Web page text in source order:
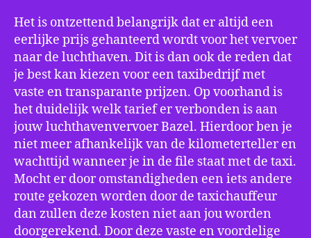
Het is ontzettend belangrijk dat er altijd een
eerlijke prijs gehanteerd wordt voor het vervoer
naar de luchthaven. Dit is dan ook de reden dat
je best kan kiezen voor een taxibedrijf met
vaste en transparante prijzen. Op voorhand is
het duidelijk welk tarief er verbonden is aan
jouw luchthavenvervoer Bazel. Hierdoor ben je
niet meer afhankelijk van de kilometerteller en
wachttijd wanneer je in de file staat met de taxi.
Mocht er door omstandigheden een iets andere
route gekozen worden door de taxichauffeur
dan zullen deze kosten niet aan jou worden
doorgerekend. Door deze vaste en voordelige